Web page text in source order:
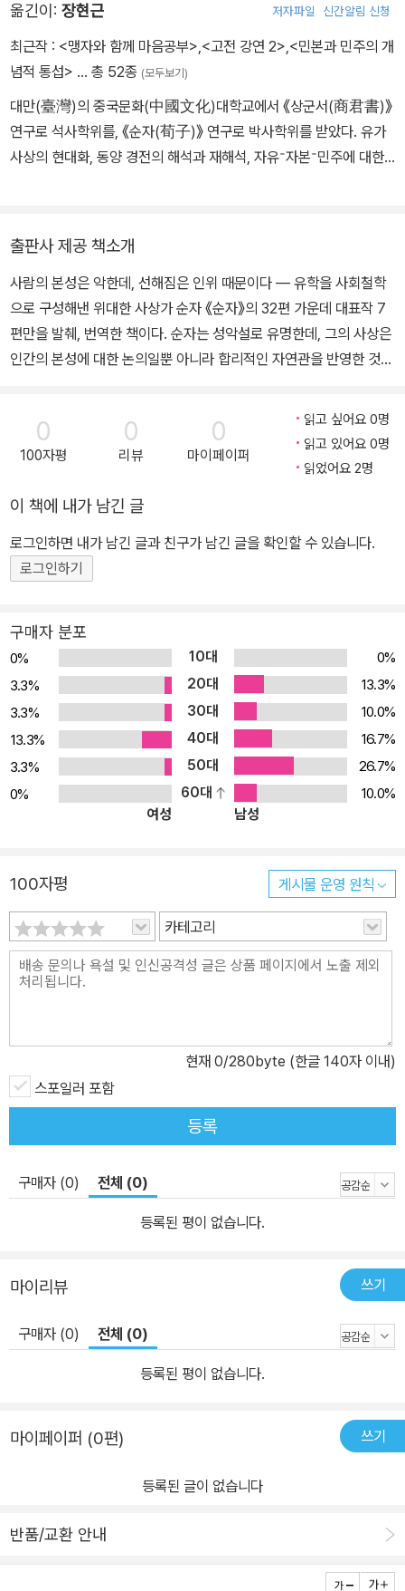
신군이 그를 난릉 지방의 영으로 삼으려고도 했다. 하지만 그의 명성
이 두려워진 춘신군은 곧 순자를 물리쳤다. 순자는 결국 진나라로 가
법가의 정책가로 명성을 날리던 응후, 범수와 진소왕을 만난다. 그러
가게 되니 이때 그의 나이는 거의 여든에 가까웠다. 한편 초나라의 춘
신군은 한 참모의 설득으로 다시 순자를 부른다. 그러나 순자는 신랄
한 풍자가 담긴 답신을 보내 거절한다. 그러나 이에 굴하지 않고 여러
에 춘신군은 살해되었고 순자는 난릉령에서 물러나 수만 자에 이르는
든 학설을 섭렵하는 치열한 학문적 노력으로 초기 유가 사상의 학문
적 체계를 집대성했다. 《논어》, 《맹자》, 《도덕경》 등이 일화, 경구 등
으로 채워진 서술양식이었던 데 비해, 《순자》는 유가에서 저자가 쓴
최초의 체계적인 논문이며, 총론적인 설명, 연속적인 논증, 세부적인
옮긴이: 장현근 저자파일 신간알림 신청
최근작 : <맹자와 함께 마음공부> <고전 강연 2> <민본과 민주의 개
념적 통섭> … 총 52종 (모두보기)
대만(臺灣)의 중국문화(中國文化)대학교에서 《상군서(商君書)》
연구로 석사학위를, 《순자(荀子)》 연구로 박사학위를 받았다. 유가
사상의 현대화, 동양 경전의 해석과 재해석, 자유ᐨ자본ᐨ민주에 대한
는 《중국 정치사상사》, 《순자》, 《신어》(지식을만드는지식) 등 10여
권이 있다. 〈사회철학으로서 현대유학의 행로〉, 〈도덕군주론: 고대 유
가의 성왕론〉 등 40여 편의 한국어 논문과 〈상앙(商鞅)의 군국주의
교육관〉, 〈순자 사상 중 ‘해폐(解蔽)’·‘정명(正名)’의 정치적 의의〉 등
6편의 중국어 논문이 있다.
출판사 제공 책소개
사람의 본성은 악한데, 선해짐은 인위 때문이다 ― 유학을 사회철학
으로 구성해낸 위대한 사상가 순자 《순자》의 32편 가운데 대표작 7
편만을 발췌, 번역한 책이다. 순자는 성악설로 유명한데, 그의 사상은
인간의 본성에 대한 논의일뿐 아니라 합리적인 자연관을 반영한 것이
힘을 부여했다면, 순자는 하늘은 단순한 자연이라고 보았다. 상업과
기술의 발달로 계급 간의 이동이 잦아짐에 따라 전통적인 도덕관이
급변하던 당시 그는 이러한 현실을 직시하고 새로운 질서를 구상, 실
같은 미신적인 의식이 대중의 두려움을 해소해주는 출구가 되어주는
한 유익하다고 본 유연한 현실주의자이기도 했다. 혼란했던 당대 사
회에 새로운 질서를 부여하고자 했던 순자의 거대한 기획과 합리적
사유, 세련된 정치, 문화적 감각 등은 오늘날 지식인이 지표로 삼을 만
어지러운 사회 문제를 극복하는 순자의 ‘예’와 ‘도덕’ 인류 문명은 학
문의 발전을 토대로 발전해왔다. 하지만 공허한 이론적 탐구나 단지
이론을 위한 이론은 아무 의미가 없다. 지성의 성취와 결부되었을 때
학문은 비로소 제 빛을 발한다. 순자는 학문과 실천의 결합을 강조하
며, 이것이 인류 문명의 발전 동력이라고 생각했다. 또한 혼란한 사회
를 바로잡기 위해 필요한 도덕성은 현실에서 인간의 의지와 실천을
통해 형성되는 것이라고 주장했던 순자의 사상은 학문을 하는 사람들
에게 관념적 도덕이 아닌 실천적 도덕에 대해 생각하게 한다. 수천 년
두리째 부정당했던 유가 사상이 재평가받는 것도 이런 이유에서다.
사람 사이의 외적 관계로 정의되는 정치와 사회에서 발생하는 문제들
은 ‘예의’로 해결할 수 있다는 주장을 통해 ‘예’에 사회적 생명을 불어
넣음으로써 유가의 사회철학을 완성한 순자의 사상은 자본과 자유,
민주의 서구 중심주의가 모순을 드러내는 현대 사회의 새로운 대안으
로 주목받는다. 즉 《순자》는 절대 자유를 추구하는 서양 사상이 드러
민주주의의 비주체성 등에 관한 문제를 고전 사상을 통해 현대의 시
각으로 바라볼 수 있게 한다. 순자는 인간의 화와 복은 오직 인간 자신
의 노력에 달려 있으며, 도덕성 역시 인간의 노력으로 얻어진다고 주
장했다. 이러한 인간의 의지와 노력에 대한 확신을 바탕으로 한 《순
자》에는 제자백가의 여러 학풍을 집대성한 순자의 정치와 사회에 관
한 사상이 고스란히 담겨 있으며, 2,300여 년의 시간을 뛰어넘어 오
늘날 우리에게 인간에 대한 근원적인 물음뿐만 아니라 인류의 발전
가능성까지 내다보게 하는 깊은 성찰의 기회를 제공한다. 또한 극도
했던 순자의 주장에 귀를 기울여보면, 현대 사회에서 지식인이 해내
야 할 역할이 무엇인지 살펴볼 수 있다. 예로 다스리는 성왕의 나라를
꿈꾸다 ―순자 사상의 핵심을 담은 중국 철학사의 획기적인 작품 《순
자》 《순자》는 대화체가 많고 일화나 경구 중심으로 이루어져 사상에
대한 구체적이고 체계적인 접근이 어려웠던 《논어》나 《맹자》 등과
르고 있으며, 최초로 일관된 사상체계를 갖춘 논문이다. 또한 《순자》
는 각 편의 핵심 주제를 편명으로 삼고 있으며 하늘과 인간의 일, 정치
·경제와 논리학에 이르기까지 종합 학문을 다루고 있는 백과사전이라
로 모두 32편으로 구성되어 있다. 32편 가운데 순자가 직접 집필한
책세상 고전의 세계 《순자》는 그중 순자 사상의 핵심을 담고 있는 친
0
100자평
0
리뷰
0
마이페이퍼
읽고 싶어요 0명
읽고 있어요 0명
읽었어요 2명
이 책에 내가 남긴 글
로그인하면 내가 남긴 글과 친구가 남긴 글을 확인할 수 있습니다.
로그인하기
구매자 분포
0% 10대
0%
3.3%
20대
13.3%
3.3%
30대
10.0%
13.3%
40대
16.7%
3.3%
50대
26.7%
0%
60대
10.0%
여성
남성
100자평 게시물 운영 원칙
카테고리
현재 0/280byte (한글 140자 이내)
스포일러 포함
등록
구매자 (0) 전체 (0)
등록된 평이 없습니다.
마이리뷰 쓰기
구매자 (0) 전체 (0)
등록된 평이 없습니다.
마이페이퍼 (0편) 쓰기
등록된 글이 없습니다
반품/교환 안내